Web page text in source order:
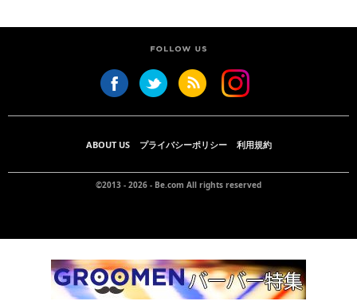
ABOUT US プライバシーポリシー 利用規約
©2013 - 2026 - Be.com All rights reserved